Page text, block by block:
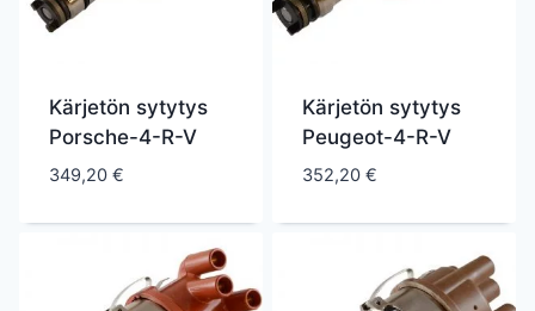
Kärjetön sytytys
Porsche-4-R-V
349,20 €
Kärjetön sytytys
Peugeot-4-R-V
352,20 €